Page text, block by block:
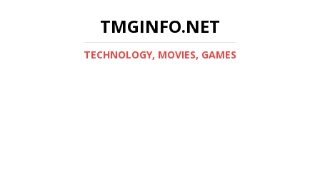
TMGINFO.NET
ТECHNOLOGY, MOVIES, GAMES